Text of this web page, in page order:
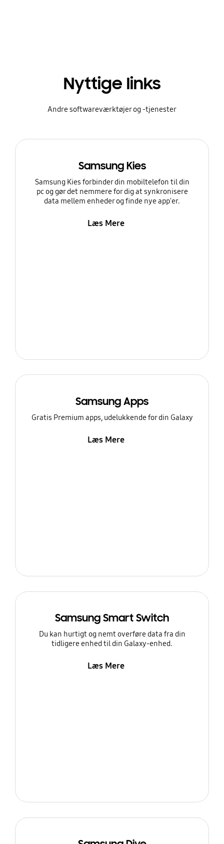
Nyttige links
Andre softwareværktøjer og -tjenester
Samsung Kies
Samsung Kies forbinder din mobiltelefon til din
pc og gør det nemmere for dig at synkronisere
data mellem enheder og finde nye app'er.
Læs Mere
Samsung Apps
Gratis Premium apps, udelukkende for din Galaxy
Læs Mere
Samsung Smart Switch
Du kan hurtigt og nemt overføre data fra din
tidligere enhed til din Galaxy-enhed.
Læs Mere